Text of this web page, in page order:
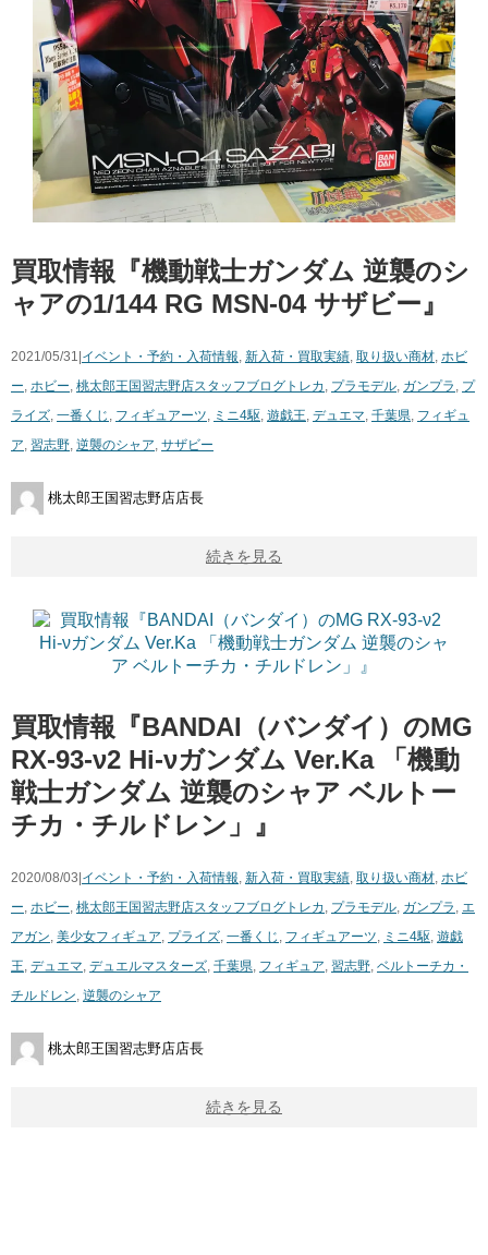
買取情報『機動戦士ガンダム ​逆襲のシ
ャアの1/144 ​RG ​MSN-04 ​サザビー』
2021/05/31| イベント・予約・入荷情報, 新入荷・買取実績, 取り扱い商材, ホビ
ー, ホビー, 桃太郎王国習志野店スタッフブログ トレカ , プラモデル, ガンプラ , プ
ライズ, 一番くじ , フィギュアーツ, ミニ4駆, 遊戯王, デュエマ, 千葉県, フィギュ
ア, 習志野, 逆襲のシャア, サザビー
桃太郎王国習志野店店長
続きを見る
買取情報『BANDAI（バンダイ）のMG
​RX-93-ν2 ​Hi-νガンダム ​Ver.Ka ​「機動
戦士ガンダム ​逆襲のシャア ​ベルトー
チカ・チルドレン」』
2020/08/03| イベント・予約・入荷情報, 新入荷・買取実績, 取り扱い商材, ホビ
ー, ホビー, 桃太郎王国習志野店スタッフブログ トレカ , プラモデル, ガンプラ , エ
アガン, 美少女フィギュア, プライズ, 一番くじ , フィギュアーツ, ミニ4駆, 遊戯
王, デュエマ, デュエルマスターズ, 千葉県, フィギュア, 習志野, ベルトーチカ・
チルドレン, 逆襲のシャア
桃太郎王国習志野店店長
続きを見る